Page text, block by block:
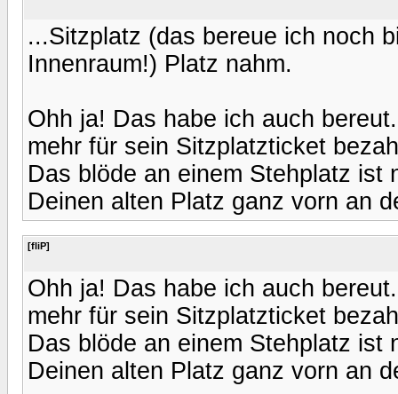
...Sitzplatz (das bereue ich noch
Innenraum!) Platz nahm.
Ohh ja! Das habe ich auch
mehr für sein Sitzplatzticket
Das blöde an einem Stehplatz ist
Deinen alten Platz ganz vorn an
[fliP]
Ohh ja! Das habe ich auch
mehr für sein Sitzplatzticket
Das blöde an einem Stehplatz ist
Deinen alten Platz ganz vorn an